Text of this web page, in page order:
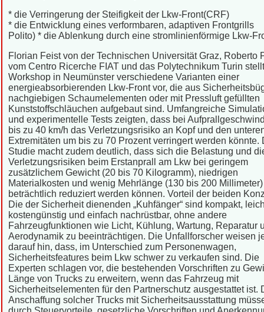
* die Verringerung der Steifigkeit der Lkw-Front(CRF)
* die Entwicklung eines verformbaren, adaptiven Frontgrills
Polito) * die Ablenkung durch eine stromlinienförmige Lkw-
Florian Feist von der Technischen Universität Graz, Roberto
vom Centro Ricerche FIAT und das Polytechnikum Turin
Workshop in Neumünster verschiedene Varianten einer
energieabsorbierenden Lkw-Front vor, die aus
nachgiebigen Schaumelementen oder mit Pressluft gefüllten
Kunststoffschläuchen aufgebaut sind. Umfangreiche
und experimentelle Tests zeigten, dass bei
bis zu 40 km/h das Verletzungsrisiko an Kopf und den
Extremitäten um bis zu 70 Prozent verringert werden könnte.
Studie macht zudem deutlich, dass sich die Belastung und
Verletzungsrisiken beim Erstanprall am Lkw bei geringem
zusätzlichem Gewicht (20 bis 70 Kilogramm), niedrigen
Materialkosten und wenig Mehrlänge (130 bis 200 Millimeter)
beträchtlich reduziert werden können. Vorteil der beiden
Die der Sicherheit dienenden „Kuhfänger“ sind kompakt,
kostengünstig und einfach nachrüstbar, ohne andere
Fahrzeugfunktionen wie Licht, Kühlung, Wartung, Reparatur
Aerodynamik zu beeinträchtigen. Die Unfallforscher weisen
darauf hin, dass, im Unterschied zum Personenwagen,
Sicherheitsfeatures beim Lkw schwer zu verkaufen sind. Die
Experten schlagen vor, die bestehenden Vorschriften zu
Länge von Trucks zu erweitern, wenn das Fahrzeug mit
Sicherheitselementen für den Partnerschutz ausgestattet ist.
Anschaffung solcher Trucks mit Sicherheitsausstattung